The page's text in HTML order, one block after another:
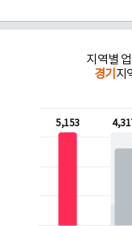
지역별
경기 지
5,153